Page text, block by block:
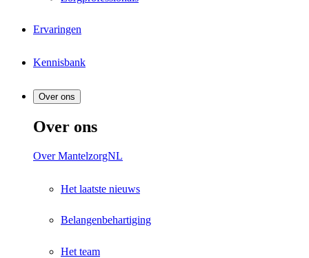
Ervaringen
Kennisbank
Over ons
Over ons
Over MantelzorgNL
Het laatste nieuws
Belangenbehartiging
Het team